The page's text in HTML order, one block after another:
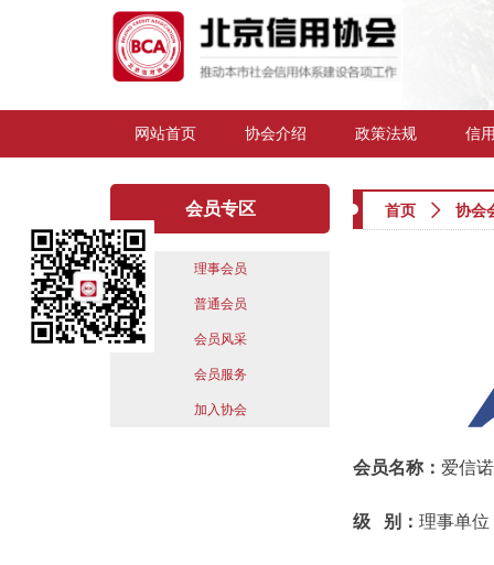
网站首页 协会介绍 政策法规 信
会员名称： 爱信
级 别： 理事单位
会员专区
理事会员
普通会员
会员风采
会员服务
加入协会
首页 ꄲ 协会